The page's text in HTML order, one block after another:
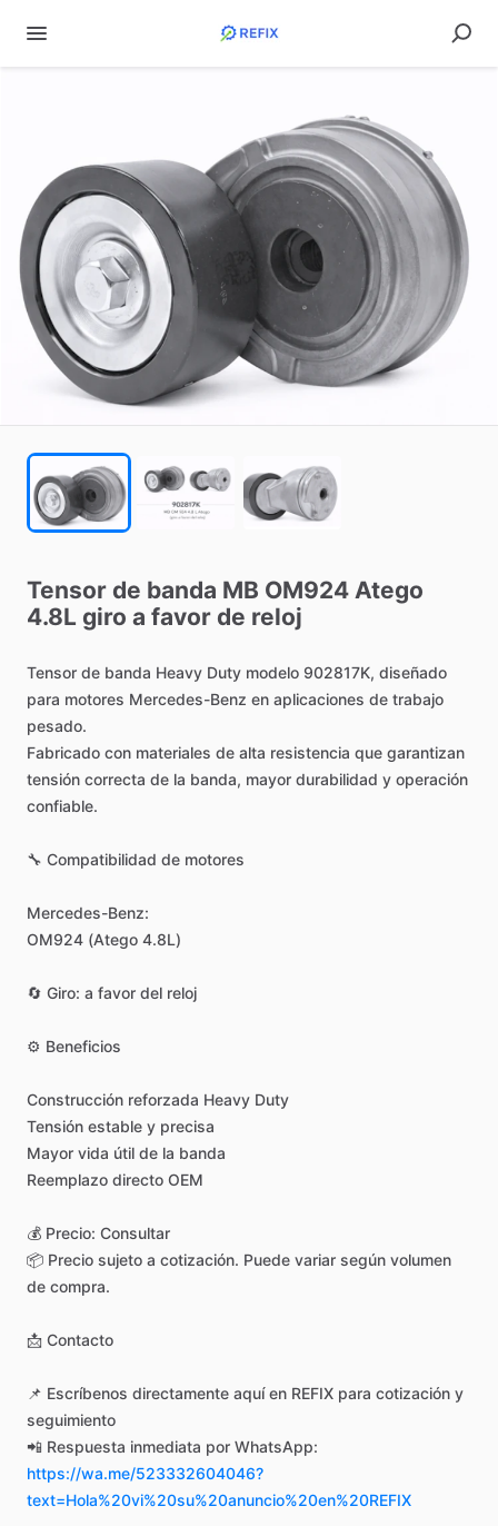
Tensor de banda MB OM924 Atego
4.8L giro a favor de reloj
Tensor de banda Heavy Duty modelo 902817K, diseñado
para motores Mercedes-Benz en aplicaciones de trabajo
pesado.
Fabricado con materiales de alta resistencia que garantizan
tensión correcta de la banda, mayor durabilidad y operación
confiable.
🔧 Compatibilidad de motores
Mercedes-Benz:
OM924 (Atego 4.8L)
🔄 Giro: a favor del reloj
⚙️ Beneficios
Construcción reforzada Heavy Duty
Tensión estable y precisa
Mayor vida útil de la banda
Reemplazo directo OEM
💰 Precio: Consultar
📦 Precio sujeto a cotización. Puede variar según volumen
de compra.
📩 Contacto
📌 Escríbenos directamente aquí en REFIX para cotización y
seguimiento
📲 Respuesta inmediata por WhatsApp:
https://wa.me/523332604046?
text=Hola%20vi%20su%20anuncio%20en%20REFIX